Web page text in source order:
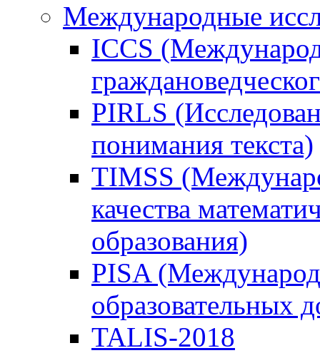
Международные
ICCS
PIRLS
понимания текста)
TIMSS
качества
образования)
PISA
образовательных
TALIS-2018